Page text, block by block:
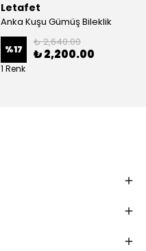
Letafet
Anka Kuşu Gümüş Bileklik
%17
₺ 2,640.00
₺ 2,200.00
1 Renk